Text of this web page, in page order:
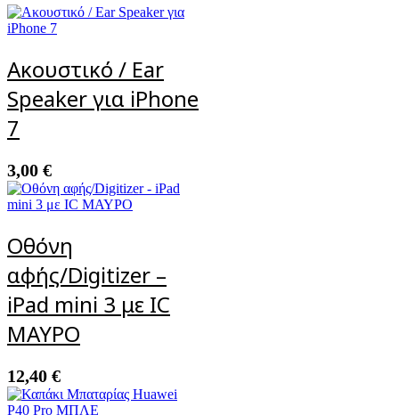
Ακουστικό / Ear
Speaker για iPhone
7
3,00 €
Οθόνη
αφής/Digitizer –
iPad mini 3 με IC
ΜΑΥΡΟ
12,40 €